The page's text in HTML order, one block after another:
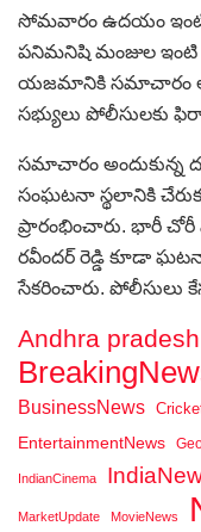
సోమవారం ఉదయం ఇంటి
పనిమనిషి మంజుల
యజమానికి సమాచారం
సభ్యులు పోలీసులకు
సమాచారం అందుకున్న
సంఘటనా స్థలానికి
ప్రారంభించారు. భారీ చోరీ
రవీందర్ రెడ్డి కూడా
సేకరించారు. పోలీసులు
Andhra pradesh
BusinessNews
EntertainmentNews
IndianCinema
MarketUpdate MovieNews